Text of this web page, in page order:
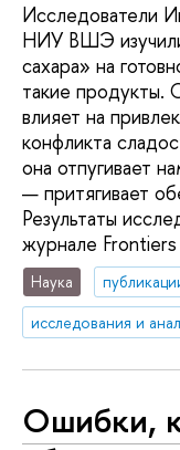
Исследователи
НИУ ВШЭ
сахара» на
такие продукты.
влияет на
конфликта
она отпугивает
— притягивает
Результаты
журнале
Наука
исследования и
Ошибки,